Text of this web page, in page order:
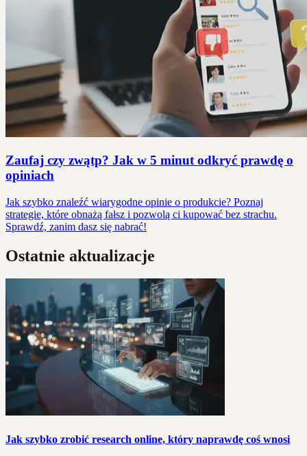
Zaufaj czy zwątp? Jak w 5 minut odkryć prawdę o
opiniach
Jak szybko znaleźć wiarygodne opinie o produkcie? Poznaj
strategie, które obnażą fałsz i pozwolą ci kupować bez strachu.
Sprawdź, zanim dasz się nabrać!
Ostatnie aktualizacje
Jak szybko zrobić research online, który naprawdę coś wnosi